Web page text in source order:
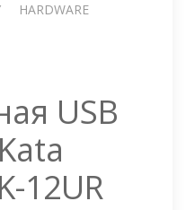
HARDWARE
USB
12UR